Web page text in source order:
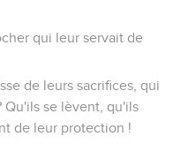
qui leur servait de
de leurs sacrifices, qui
Qu'ils se lèvent, qu'ils
de leur protection !